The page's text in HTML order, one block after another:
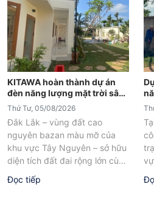
KITAWA hoàn thành dự án
đèn năng lượng mặt trời sân
vườn UFO 600W tại Đắk Lắk
Thứ Tư, 05/08/2026
Đắk Lắk – vùng đất cao
nguyên bazan màu mỡ của
khu vực Tây Nguyên – sở hữu
diện tích đất đai rộng lớn cùng
Đọc tiếp